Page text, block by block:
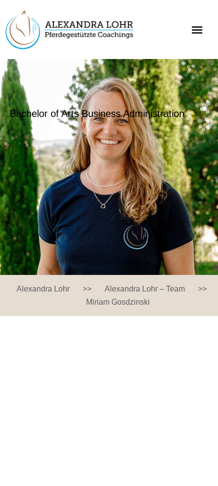
Bachelor of Arts Business Administration
Alexandra Lohr >> Alexandra Lohr – Team
>>
Miriam Gosdzinski